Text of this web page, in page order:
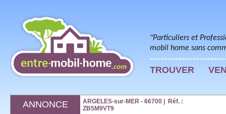
"Particuliers et
mobil home sans
TROUVER
ANNONCE
ARGELES-sur-MER - 66700 | Réf. :
ZB5M9VT9